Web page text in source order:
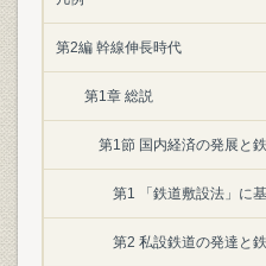
第2編 幹線伸長時代
第1章 総説
第1節 国内経済の発展と
第1 「鉄道敷設法」に
第2 私設鉄道の発達と